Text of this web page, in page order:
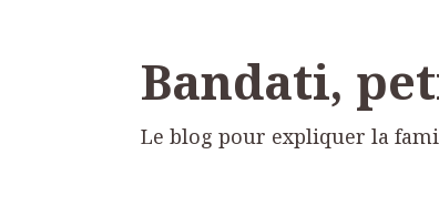
Bandati,
Le blog pour expliquer la